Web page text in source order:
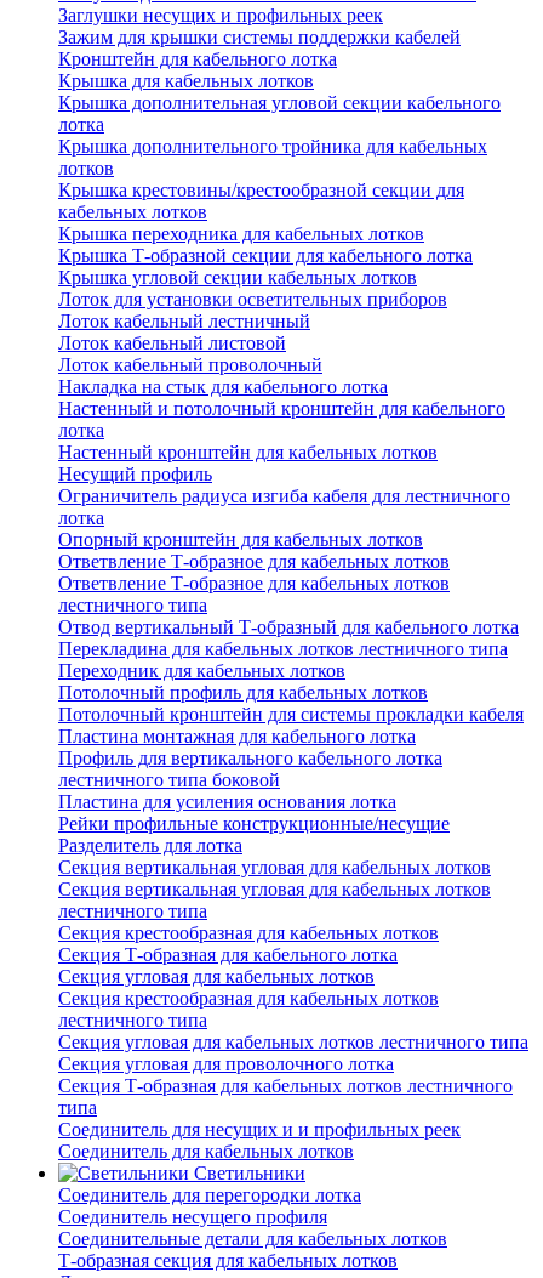
Заглушки несущих и профильных реек
Зажим для крышки системы поддержки кабелей
Кронштейн для кабельного лотка
Крышка для кабельных лотков
Крышка дополнительная угловой секции кабельного
лотка
Крышка дополнительного тройника для кабельных
лотков
Крышка крестовины/крестообразной секции для
кабельных лотков
Крышка переходника для кабельных лотков
Крышка Т-образной секции для кабельного лотка
Крышка угловой секции кабельных лотков
Лоток для установки осветительных приборов
Лоток кабельный лестничный
Лоток кабельный листовой
Лоток кабельный проволочный
Накладка на стык для кабельного лотка
Настенный и потолочный кронштейн для кабельного
лотка
Настенный кронштейн для кабельных лотков
Несущий профиль
Ограничитель радиуса изгиба кабеля для лестничного
лотка
Опорный кронштейн для кабельных лотков
Ответвление Т-образное для кабельных лотков
Ответвление Т-образное для кабельных лотков
лестничного типа
Отвод вертикальный Т-образный для кабельного лотка
Перекладина для кабельных лотков лестничного типа
Переходник для кабельных лотков
Потолочный профиль для кабельных лотков
Потолочный кронштейн для системы прокладки кабеля
Пластина монтажная для кабельного лотка
Профиль для вертикального кабельного лотка
лестничного типа боковой
Пластина для усиления основания лотка
Рейки профильные конструкционные/несущие
Разделитель для лотка
Секция вертикальная угловая для кабельных лотков
Секция вертикальная угловая для кабельных лотков
лестничного типа
Секция крестообразная для кабельных лотков
Секция Т-образная для кабельного лотка
Секция угловая для кабельных лотков
Секция крестообразная для кабельных лотков
лестничного типа
Секция угловая для кабельных лотков лестничного типа
Секция угловая для проволочного лотка
Секция Т-образная для кабельных лотков лестничного
типа
Соединитель для несущих и и профильных реек
Соединитель для кабельных лотков
Светильники
Соединитель для перегородки лотка
Соединитель несущего профиля
Соединительные детали для кабельных лотков
Т-образная секция для кабельных лотков